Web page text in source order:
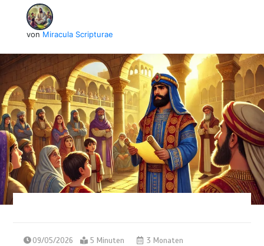
von Miracula Scripturae
09/05/2026 5 Minuten 3 Monaten